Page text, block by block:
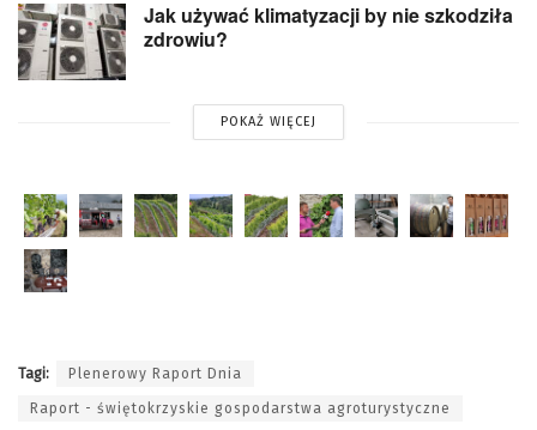
Jak używać klimatyzacji by nie szkodziła
zdrowiu?
POKAŻ WIĘCEJ
Tagi: Plenerowy Raport Dnia
Raport - świętokrzyskie gospodarstwa agroturystyczne